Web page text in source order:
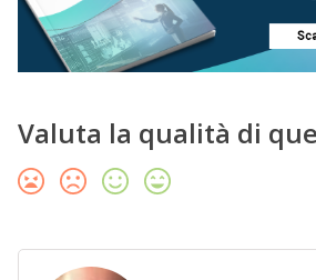
Valuta la qualità di